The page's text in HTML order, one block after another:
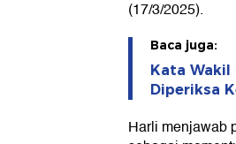
(17/3/2025).
Baca juga:
Kata
Diperiksa
Harli menjawab